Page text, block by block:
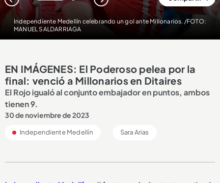
Independiente Medellín celebrando un gol ante Millonarios. /FOTO:
MANUEL SALDARRIAGA
EN IMÁGENES: El Poderoso pelea por la
final: venció a Millonarios en Ditaires
El Rojo igualó al conjunto embajador en puntos, ambos
tienen 9.
30 de noviembre de 2023
Independiente Medellín Sara Arias